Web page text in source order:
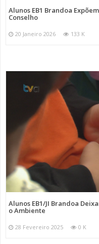
Alunos EB1 Brandoa
Conselho
20 Janeiro 2026 133 K
Alunos EB1/JI Brandoa
o Ambiente
28 Fevereiro 2025 0 K